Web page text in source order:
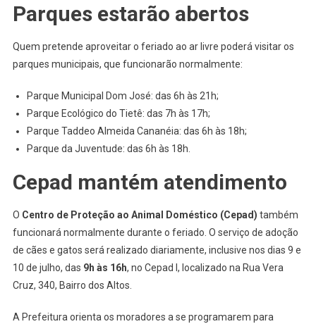
Parques estarão abertos
Quem pretende aproveitar o feriado ao ar livre poderá visitar os
parques municipais, que funcionarão normalmente:
Parque Municipal Dom José: das 6h às 21h;
Parque Ecológico do Tietê: das 7h às 17h;
Parque Taddeo Almeida Cananéia: das 6h às 18h;
Parque da Juventude: das 6h às 18h.
Cepad mantém atendimento
O Centro de Proteção ao Animal Doméstico (Cepad) também
funcionará normalmente durante o feriado. O serviço de adoção
de cães e gatos será realizado diariamente, inclusive nos dias 9 e
10 de julho, das 9h às 16h, no Cepad I, localizado na Rua Vera
Cruz, 340, Bairro dos Altos.
A Prefeitura orienta os moradores a se programarem para